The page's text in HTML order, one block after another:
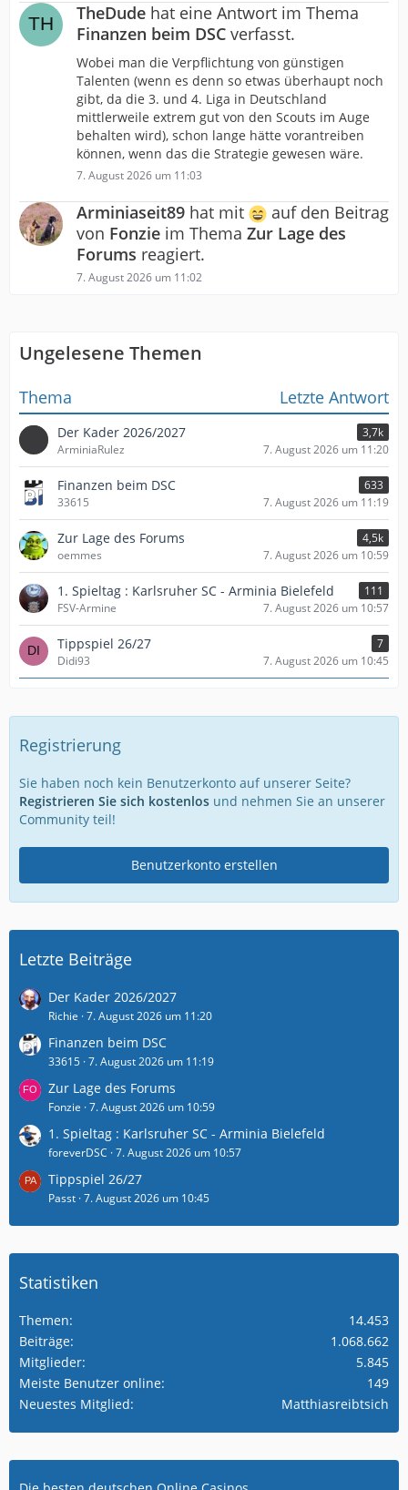
TheDude hat eine Antwort im Thema
Finanzen beim DSC verfasst.
Wobei man die Verpflichtung von günstigen
Talenten (wenn es denn so etwas überhaupt noch
gibt, da die 3. und 4. Liga in Deutschland
mittlerweile extrem gut von den Scouts im Auge
behalten wird), schon lange hätte vorantreiben
können, wenn das die Strategie gewesen wäre.
7. August 2026 um 11:03
Arminiaseit89 hat mit
auf den Beitrag
von Fonzie im Thema Zur Lage des
Forums reagiert.
7. August 2026 um 11:02
Ungelesene Themen
Thema Letzte Antwort
Der Kader 2026/2027
3,7k
ArminiaRulez
7. August 2026 um 11:20
Finanzen beim DSC
633
33615
7. August 2026 um 11:19
Zur Lage des Forums
4,5k
oemmes
7. August 2026 um 10:59
1. Spieltag : Karlsruher SC - Arminia Bielefeld
111
FSV-Armine
7. August 2026 um 10:57
Tippspiel 26/27
7
Didi93
7. August 2026 um 10:45
Registrierung
Sie haben noch kein Benutzerkonto auf unserer Seite?
Registrieren Sie sich kostenlos und nehmen Sie an unserer
Community teil!
Benutzerkonto erstellen
Letzte Beiträge
Der Kader 2026/2027
Richie 7. August 2026 um 11:20
Finanzen beim DSC
33615 7. August 2026 um 11:19
Zur Lage des Forums
Fonzie 7. August 2026 um 10:59
1. Spieltag : Karlsruher SC - Arminia Bielefeld
foreverDSC 7. August 2026 um 10:57
Tippspiel 26/27
Passt 7. August 2026 um 10:45
Statistiken
Themen
14.453
Beiträge
1.068.662
Mitglieder
5.845
Meiste Benutzer online
149
Neuestes Mitglied
Matthiasreibtsich